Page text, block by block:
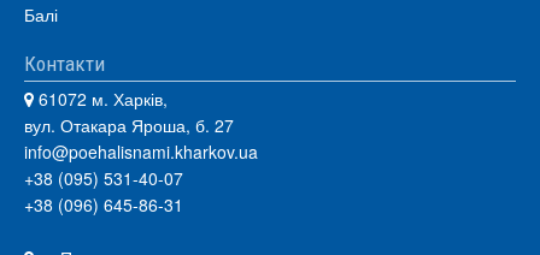
Балі
Контакти
61072 м. Харків,
вул. Отакара Яроша, б. 27
info@poehalisnami.kharkov.ua
+38 (095) 531-40-07
+38 (096) 645-86-31